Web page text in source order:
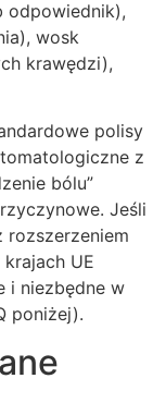
odpowiednik),
wosk
krawędzi),
polisy
z
bólu”
Jeśli
UE
i niezbędne w
poniżej).